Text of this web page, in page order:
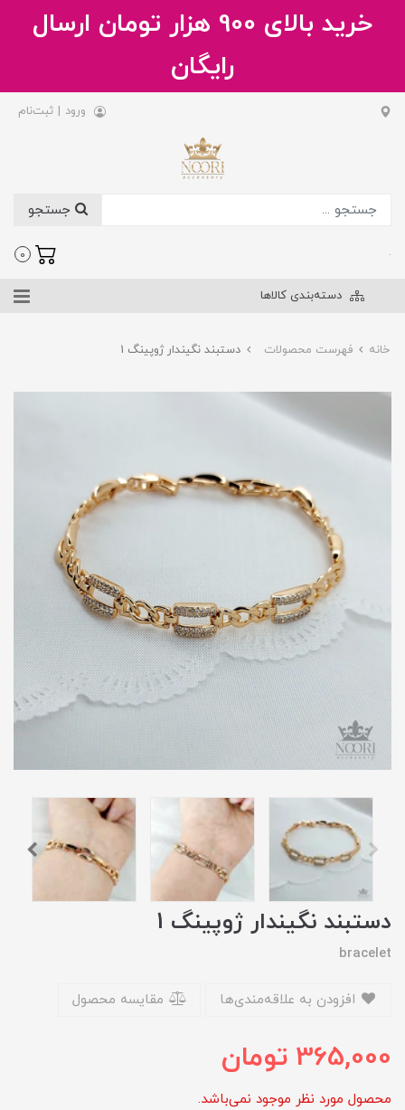
خرید بالای 900 هزار تومان ارسال
رایگان
ورود | ثبت‌نام
.
0
دسته‌بندی کالاها
خانه فهرست محصولات دستبند نگیندار ژوپینگ 1
دستبند نگیندار ژوپینگ 1
bracelet
مقایسه محصول
365,000 تومان
محصول مورد نظر موجود نمی‌باشد.